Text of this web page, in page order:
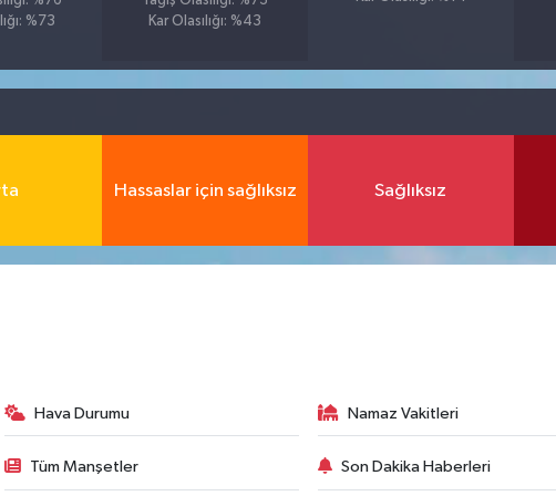
%73
Kar Olasılığı: %43
Hassaslar için sağlıksız Sağlıksız
Hava Durumu Namaz Vakitleri
Tüm Manşetler Son Dakika Haberleri